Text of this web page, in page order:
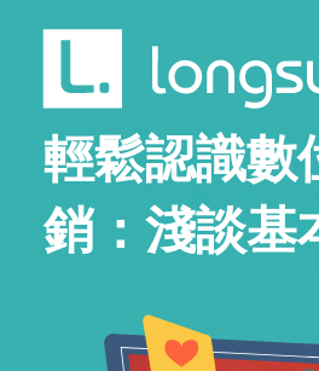
輕鬆認識數
銷：淺談基